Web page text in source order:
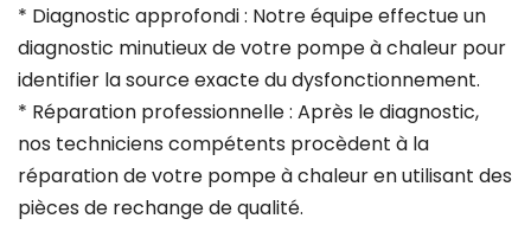
* Diagnostic approfondi : Notre équipe effectue un
diagnostic minutieux de votre pompe à chaleur pour
identifier la source exacte du dysfonctionnement.
* Réparation professionnelle : Après le diagnostic,
nos techniciens compétents procèdent à la
réparation de votre pompe à chaleur en utilisant des
pièces de rechange de qualité.